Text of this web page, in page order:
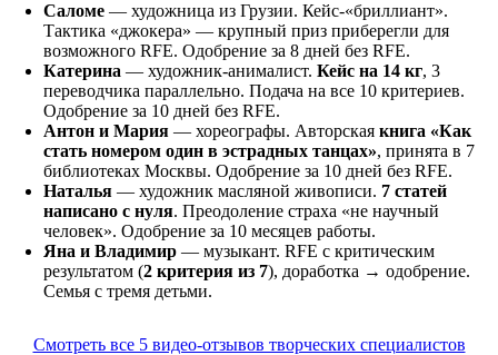
Саломе — художница из Грузии. Кейс-«бриллиант».
Тактика «джокера» — крупный приз приберегли для
возможного RFE. Одобрение за 8 дней без RFE.
Катерина — художник-анималист.Кейс на 14 кг, 3
переводчика параллельно. Подача на все 10 критериев.
Одобрение за 10 дней без RFE.
Антон и Мария — хореографы. Авторскаякнига «Как
стать номером один в эстрадных танцах», принята в 7
библиотеках Москвы. Одобрение за 10 дней без RFE.
Наталья — художник масляной живописи. 7 статей
написано с нуля. Преодоление страха «не научный
человек». Одобрение за 10 месяцев работы.
Яна и Владимир — музыкант. RFE с критическим
результатом (2 критерия из 7), доработка → одобрение.
Семья с тремя детьми.
Смотреть все 5 видео-отзывов творческих специалистов